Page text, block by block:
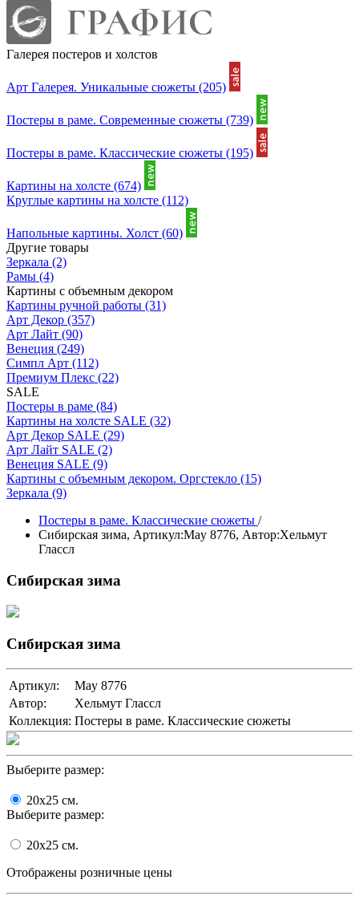
Галерея постеров и холстов
Арт Галерея. Уникальные сюжеты (205)
Постеры в раме. Современные сюжеты (739)
Постеры в раме. Классические сюжеты (195)
Картины на холсте (674)
Круглые картины на холсте (112)
Напольные картины. Холст (60)
Другие товары
Зеркала (2)
Рамы (4)
Картины с объемным декором
Картины ручной работы (31)
Арт Декор (357)
Арт Лайт (90)
Венеция (249)
Симпл Арт (112)
Премиум Плекс (22)
SALE
Постеры в раме (84)
Картины на холсте SALE (32)
Арт Декор SALE (29)
Арт Лайт SALE (2)
Венеция SALE (9)
Картины с объемным декором. Оргстекло (15)
Зеркала (9)
Постеры в раме. Классические сюжеты /
Сибирская зима, Артикул:May 8776, Автор:Хельмут
Глассл
Сибирская зима
Сибирская зима
Артикул:
May 8776
Автор:
Хельмут Глассл
Коллекция: Постеры в раме. Классические сюжеты
Выберите размер:
20x25 cм.
Выберите размер:
20x25 cм.
Отображены розничные цены